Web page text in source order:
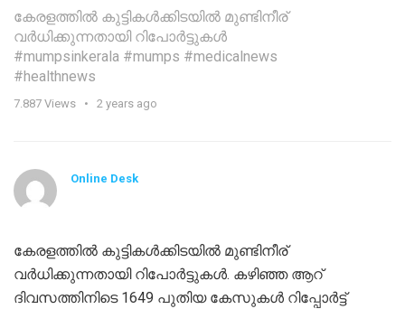
കേരളത്തിൽ കുട്ടികൾക്കിടയിൽ മുണ്ടിനീര്
വർധിക്കുന്നതായി റിപോർട്ടുകൾ
#mumpsinkerala #mumps #medicalnews
#healthnews
7.887 Views 2 years ago
Online Desk
കേരളത്തിൽ കുട്ടികൾക്കിടയിൽ മുണ്ടിനീര്
വർധിക്കുന്നതായി റിപോർട്ടുകൾ. കഴിഞ്ഞ ആറ്
ദിവസത്തിനിടെ 1649 പുതിയ കേസുകൾ റിപ്പോർട്ട്